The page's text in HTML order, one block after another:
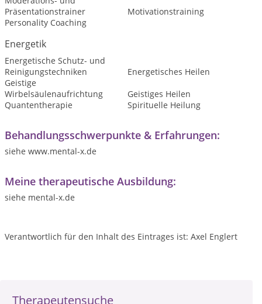
Therapeutensuche
Präsentationstrainer
Motivationstraining
Personality Coaching
Energetik
Energetische Schutz- und
Reinigungstechniken
Energetisches Heilen
Geistige
Wirbelsäulenaufrichtung
Geistiges Heilen
Quantentherapie
Spirituelle Heilung
Behandlungsschwerpunkte & Erfahrungen:
siehe www.mental-x.de
Meine therapeutische Ausbildung:
siehe mental-x.de
Verantwortlich für den Inhalt des Eintrages ist: Axel Englert